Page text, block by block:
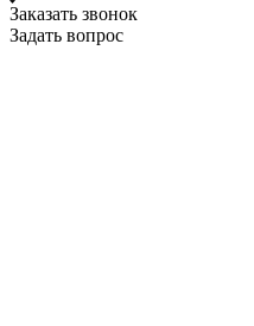
Заказать звонок
Задать вопрос